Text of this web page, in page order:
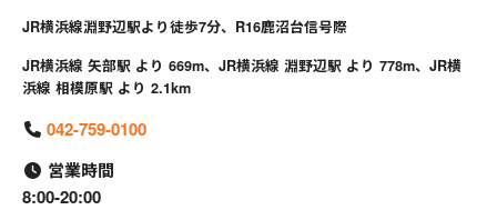
JR横浜線淵野辺駅より徒歩7分、R16鹿沼台信号際
JR横浜線 矢部駅 より 669m、JR横浜線 淵野辺駅 より 778m、JR横
浜線 相模原駅 より 2.1km
042-759-0100
営業時間
8:00-20:00